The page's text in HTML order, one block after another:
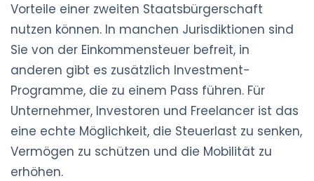
Vorteile einer zweiten Staatsbürgerschaft
nutzen können. In manchen Jurisdiktionen sind
Sie von der Einkommensteuer befreit, in
anderen gibt es zusätzlich Investment-
Programme, die zu einem Pass führen. Für
Unternehmer, Investoren und Freelancer ist das
eine echte Möglichkeit, die Steuerlast zu senken,
Vermögen zu schützen und die Mobilität zu
erhöhen.